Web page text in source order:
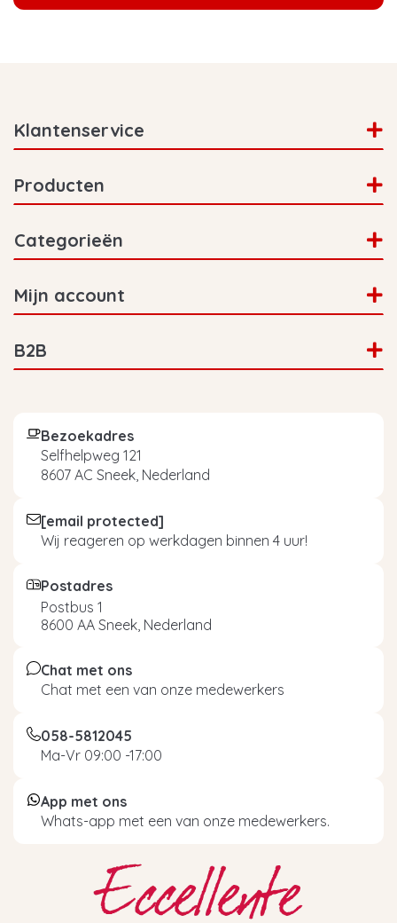
Klantenservice
Producten
Categorieën
Mijn account
B2B
Bezoekadres
Selfhelpweg 121
8607 AC Sneek, Nederland
[email protected]
Wij reageren op werkdagen binnen 4 uur!
Postadres
Postbus 1
8600 AA Sneek, Nederland
Chat met ons
Chat met een van onze medewerkers
058-5812045
Ma-Vr 09:00 -17:00
App met ons
Whats-app met een van onze medewerkers.